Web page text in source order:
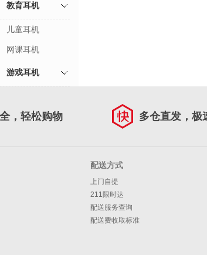
教育耳机
儿童耳机
网课耳机
游戏耳机
，轻松购物 多仓直发，极
配送方式
上门自提
211限时达
配送服务查询
配送费收取标准